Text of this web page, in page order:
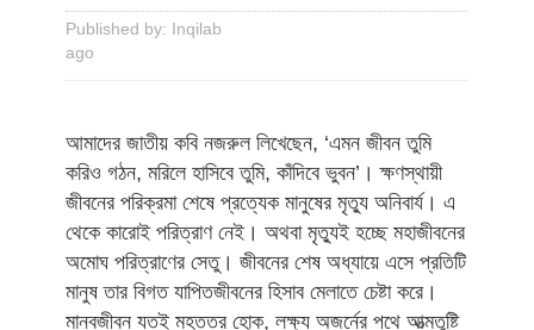
Published by: Inqilab
ago
আমাদের জাতীয় কবি নজরুল লিখেছেন, ‘এমন জীবন তুমি
করিও গঠন, মরিলে হাসিবে তুমি, কাঁদিবে ভুবন’। ক্ষণস্থায়ী
জীবনের পরিক্রমা শেষে প্রত্যেক মানুষের মৃত্যু অনিবার্য। এ
থেকে কারোই পরিত্রাণ নেই। অথবা মৃত্যুই হচ্ছে মহাজীবনের
অমোঘ পরিত্রাণের সেতু। জীবনের শেষ অধ্যায়ে এসে প্রতিটি
মানুষ তার বিগত যাপিতজীবনের হিসাব মেলাতে চেষ্টা করে।
মানবজীবন যতই মহত্তর হোক, লক্ষ্য অজর্নের পথে আত্মতুষ্টি